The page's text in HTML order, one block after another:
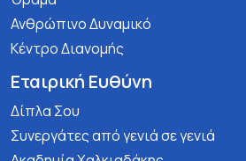
Ανθρώπινο Δυναμικό
Κέντρο Διανομής
Εταιρική Ευθύνη
Δίπλα Σου
Συνεργάτες από γενιά σε γενιά